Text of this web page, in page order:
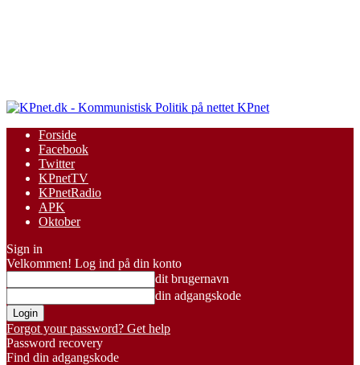
KPnet
Forside
Facebook
Twitter
KPnetTV
KPnetRadio
APK
Oktober
Sign in
Velkommen! Log ind på din konto
dit brugernavn
din adgangskode
Forgot your password? Get help
Password recovery
Find din adgangskode